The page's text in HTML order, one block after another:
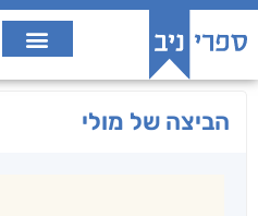
הביצה של מולי